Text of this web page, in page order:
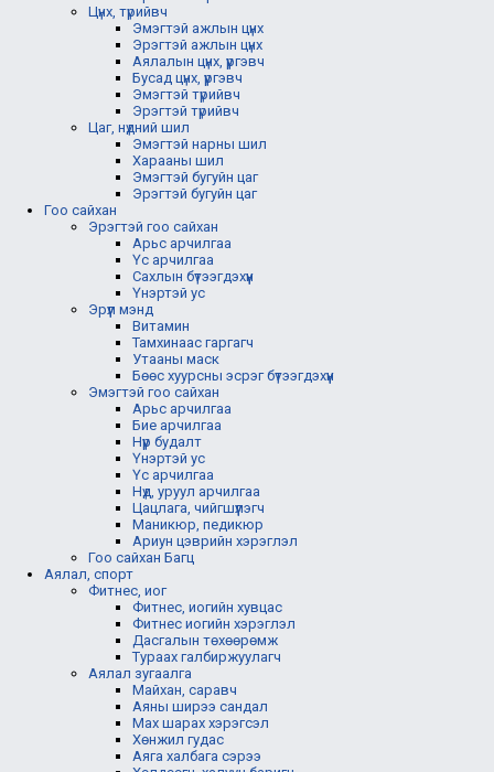
Цүнх, түрийвч
Эмэгтэй ажлын цүнх
Эрэгтэй ажлын цүнх
Аялалын цүнх, үүргэвч
Бусад цүнх, үүргэвч
Эмэгтэй түрийвч
Эрэгтэй түрийвч
Цаг, нүдний шил
Эмэгтэй нарны шил
Харааны шил
Эмэгтэй бугуйн цаг
Эрэгтэй бугуйн цаг
Гоо сайхан
Эрэгтэй гоо сайхан
Арьс арчилгаа
Үс арчилгаа
Сахлын бүтээгдэхүүн
Үнэртэй ус
Эрүүл мэнд
Витамин
Тамхинаас гаргагч
Утааны маск
Бөөс хуурсны эсрэг бүтээгдэхүүн
Эмэгтэй гоо сайхан
Арьс арчилгаа
Бие арчилгаа
Нүүр будалт
Үнэртэй ус
Үс арчилгаа
Нүд, уруул арчилгаа
Цацлага, чийгшүүлэгч
Маникюр, педикюр
Ариун цэврийн хэрэглэл
Гоо сайхан Багц
Аялал, спорт
Фитнес, иог
Фитнес, иогийн хувцас
Фитнес иогийн хэрэглэл
Дасгалын төхөөрөмж
Тураах галбиржуулагч
Аялал зугаалга
Майхан, саравч
Аяны ширээ сандал
Мах шарах хэрэгсэл
Хөнжил гудас
Аяга халбага сэрээ